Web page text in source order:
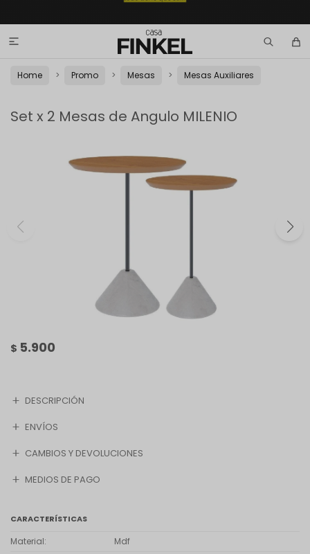

Home Promo Mesas Mesas Auxiliares
Set x 2 Mesas de Angulo MILENIO
$ 5.900
DESCRIPCIÓN
ENVÍOS
CAMBIOS Y DEVOLUCIONES
MEDIOS DE PAGO
CARACTERÍSTICAS
Material
Mdf